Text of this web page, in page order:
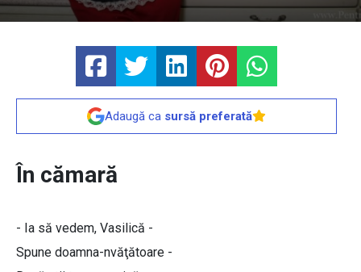
Adaugă ca sursă preferată
În cămară
- Ia să vedem, Vasilică -
Spune doamna-nvăţătoare -